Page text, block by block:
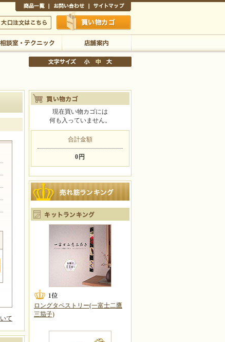
文はこちら 買い物かご
店舗案内
て
現在買い物カゴには
何も入っていません。
合計金額
0円
ロングタペストリー(一富士二鷹
三茄子)